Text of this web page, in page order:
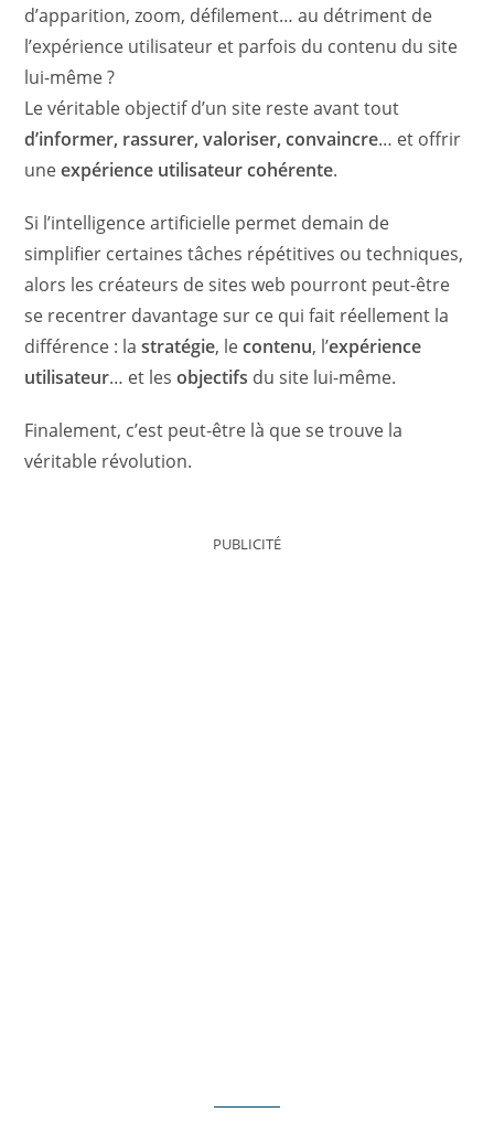
d’apparition, zoom, défilement… au détriment de
l’expérience utilisateur et parfois du contenu du site
lui-même ?
Le véritable objectif d’un site reste avant tout
d’informer, rassurer, valoriser, convaincre… et offrir
uneexpérience utilisateur cohérente.
Si l’intelligence artificielle permet demain de
simplifier certaines tâches répétitives ou techniques,
alors les créateurs de sites web pourront peut-être
se recentrer davantage sur ce qui fait réellement la
différence : lastratégie, lecontenu, l’expérience
utilisateur… et lesobjectifs du site lui-même.
Finalement, c’est peut-être là que se trouve la
véritable révolution.
PUBLICITÉ